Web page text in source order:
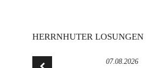
HERRNHUTER LOSUNGEN
07.08.2026